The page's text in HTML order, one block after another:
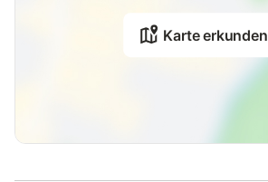
Karte erkunden